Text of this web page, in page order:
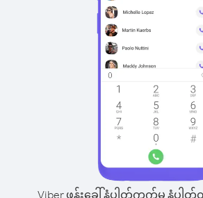
Viber ဖုန်းခေါ်နံပါတ်ကွက်မှ နံပါတ်